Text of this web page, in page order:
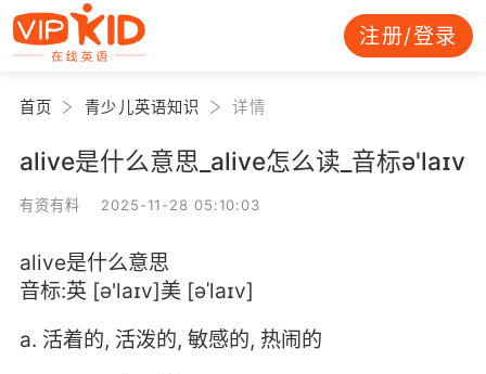
注册/登录
首页 青少儿英语知识 详情
alive是什么意思_alive怎么读_音标ə'laɪv
有资有料 2025-11-28 05:10:03
alive是什么意思
音标:英 [ə'laɪv]美 [əˈlaɪv]
a. 活着的, 活泼的, 敏感的, 热闹的